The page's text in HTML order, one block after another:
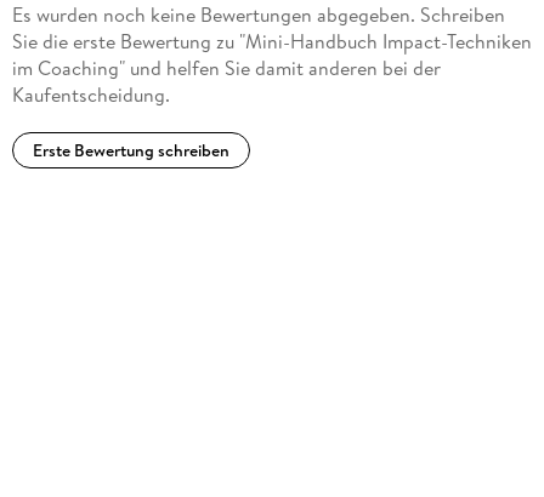
Es wurden noch keine Bewertungen abgegeben. Schreiben
Sie die erste Bewertung zu "Mini-Handbuch Impact-Techniken
im Coaching" und helfen Sie damit anderen bei der
Kaufentscheidung.
Erste Bewertung schreiben